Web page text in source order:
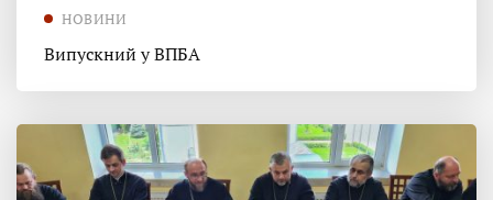
НОВИНИ
Випускний у ВПБА